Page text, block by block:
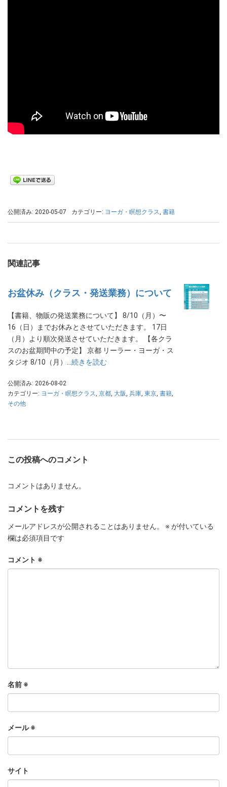
公開済み: 2020-05-07 カテゴリー: ヨーガ・瞑想クラス, 書籍
関連記事
お盆休み（クラス・発送業務）について
【書籍、物販の発送業務について】 8/10（月）〜
16（日）までお休みとさせていただきます。 17日
（月）より順次発送させていただきます。 【各クラ
スのお盆期間中の予定】 京都 リーラー・ヨーガ・ス
タジオ 8/10（月）… 続きを読む
公開済み: 2026-08-02
カテゴリー: ヨーガ・瞑想クラス, 京都, 大阪, 兵庫, 東京, 書籍,
その他
この投稿へのコメント
コメントはありません。
コメントを残す
メールアドレスが公開されることはありません。 ※ が付いている
欄は必須項目です
コメント ※
名前 ※
メール※
サイト